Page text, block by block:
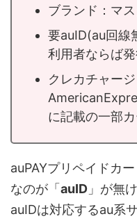
ブランド：マ
要auID(au回線
利用者ならば
クレカチャー
に記載の一部
auPAYプリペイドカ
なのが「 auID 」が無
auIDは対応するau系